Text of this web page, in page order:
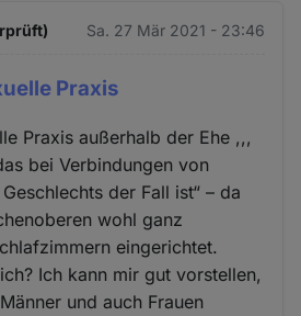
Sa. 27 Mär 2021 - 23:46
Praxis
Praxis außerhalb der Ehe ,,,
bei Verbindungen von
der Fall ist“ – da
wohl ganz
eingerichtet.
Ich kann mir gut vorstellen,
und auch Frauen